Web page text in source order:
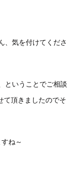
、気を付けてくださ
ということでご相談
て頂きましたのでそ
ね～